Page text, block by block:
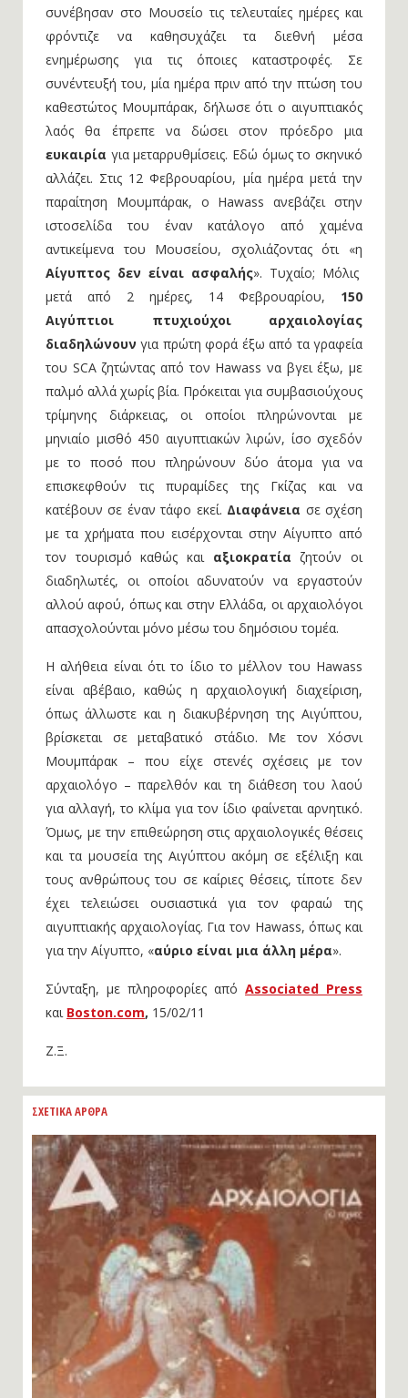
συνέβησαν στο Μουσείο τις τελευταίες ημέρες και
φρόντιζε να καθησυχάζει τα διεθνή μέσα
ενημέρωσης για τις όποιες καταστροφές. Σε
συνέντευξή του, μία ημέρα πριν από την πτώση του
καθεστώτος Μουμπάρακ, δήλωσε ότι ο αιγυπτιακός
λαός θα έπρεπε να δώσει στον πρόεδρο μια
ευκαιρία για μεταρρυθμίσεις. Εδώ όμως το σκηνικό
αλλάζει. Στις 12 Φεβρουαρίου, μία ημέρα μετά την
παραίτηση Μουμπάρακ, ο Hawass ανεβάζει στην
ιστοσελίδα του έναν κατάλογο από χαμένα
αντικείμενα του Mουσείου, σχολιάζοντας ότι «η
Αίγυπτος δεν είναι ασφαλής». Τυχαίο; Μόλις
μετά από 2 ημέρες, 14 Φεβρουαρίου, 150
Αιγύπτιοι πτυχιούχοι αρχαιολογίας
διαδηλώνουν για πρώτη φορά έξω από τα γραφεία
του SCA ζητώντας από τον Hawass να βγει έξω, με
παλμό αλλά χωρίς βία. Πρόκειται για συμβασιούχους
τρίμηνης διάρκειας, οι οποίοι πληρώνονται με
μηνιαίο μισθό 450 αιγυπτιακών λιρών, ίσο σχεδόν
με το ποσό που πληρώνουν δύο άτομα για να
επισκεφθούν τις πυραμίδες της Γκίζας και να
κατέβουν σε έναν τάφο εκεί. Διαφάνεια σε σχέση
με τα χρήματα που εισέρχονται στην Αίγυπτο από
τον τουρισμό καθώς και αξιοκρατία ζητούν οι
διαδηλωτές, οι οποίοι αδυνατούν να εργαστούν
αλλού αφού, όπως και στην Ελλάδα, οι αρχαιολόγοι
απασχολούνται μόνο μέσω του δημόσιου τομέα.
Η αλήθεια είναι ότι το ίδιο το μέλλον του Hawass
είναι αβέβαιο, καθώς η αρχαιολογική διαχείριση,
όπως άλλωστε και η διακυβέρνηση της Αιγύπτου,
βρίσκεται σε μεταβατικό στάδιο. Με τον Χόσνι
Μουμπάρακ – που είχε στενές σχέσεις με τον
αρχαιολόγο – παρελθόν και τη διάθεση του λαού
για αλλαγή, το κλίμα για τον ίδιο φαίνεται αρνητικό.
Όμως, με την επιθεώρηση στις αρχαιολογικές θέσεις
και τα μουσεία της Αιγύπτου ακόμη σε εξέλιξη και
τους ανθρώπους του σε καίριες θέσεις, τίποτε δεν
έχει τελειώσει ουσιαστικά για τον φαραώ της
αιγυπτιακής αρχαιολογίας. Για τον Hawass, όπως και
για την Αίγυπτο, «αύριο είναι μια άλλη μέρα».
Σύνταξη, με πληροφορίες από Associated Press
και Boston.com, 15/02/11
Ζ.Ξ.
ΣΧΕΤΙΚΑ ΑΡΘΡΑ